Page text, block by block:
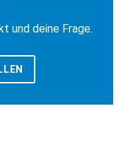
und deine Frage.